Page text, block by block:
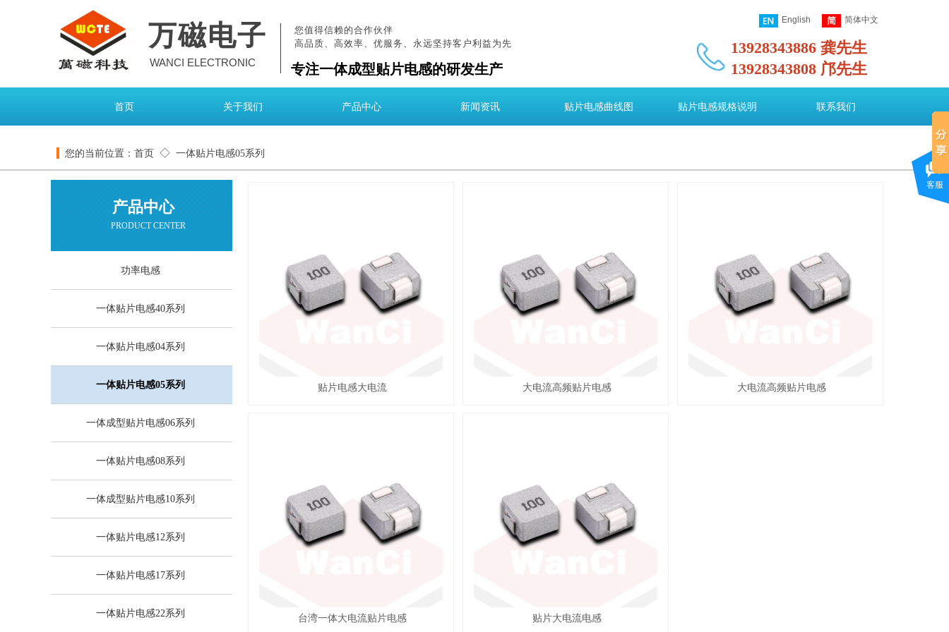
13928343886 龚先生
13928343808 邝先生
您值得信赖的合作伙伴
高品质、高效率、优服务、永远坚持客户利益为先
English 简体中文
万磁电子
WANCI ELECTRONIC 专注一体成型贴片电感的研发生产
首页 关于我们 产品中心 新闻资讯 贴片电感曲线图 贴片电感规格说明 联系我们
首页 ◇ 一体贴片电感05系列
您的当前位置：
贴片电感大电流 大电流高频贴片电感 大电流高频贴片电感
台湾一体大电流贴片电感 贴片大电流电感
产品中心
PRODUCT CENTER
功率电感
一体贴片电感40系列
一体贴片电感04系列
一体贴片电感05系列
一体成型贴片电感06系列
一体贴片电感08系列
一体成型贴片电感10系列
一体贴片电感12系列
一体贴片电感17系列
一体贴片电感22系列
客服